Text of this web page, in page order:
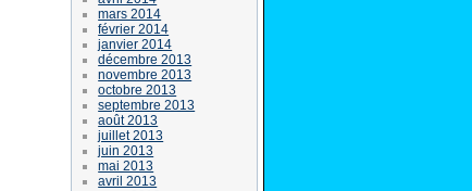
mars 2014
février 2014
janvier 2014
décembre 2013
novembre 2013
octobre 2013
septembre 2013
août 2013
juillet 2013
juin 2013
mai 2013
avril 2013